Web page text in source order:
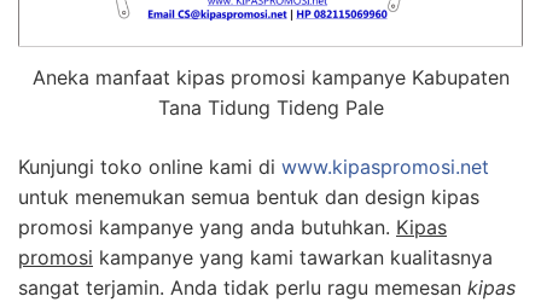
Aneka manfaat kipas promosi kampanye Kabupaten
Tana Tidung Tideng Pale
Kunjungi toko online kami di www.kipaspromosi.net
untuk menemukan semua bentuk dan design kipas
promosi kampanye yang anda butuhkan. Kipas
promosi kampanye yang kami tawarkan kualitasnya
sangat terjamin. Anda tidak perlu ragu memesan kipas